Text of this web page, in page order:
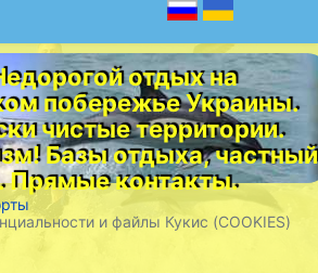
отдых на
побережье Украины.
чистые территории.
Базы отдыха, частный
Прямые контакты.
и файлы Кукис (COOKIES)